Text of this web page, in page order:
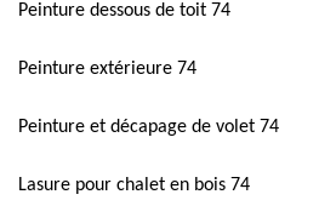
Peinture dessous de toit 74
Peinture extérieure 74
Peinture et décapage de volet 74
Lasure pour chalet en bois 74